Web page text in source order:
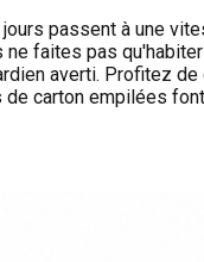
passent à une
faites pas
averti. Profitez de
carton empilées